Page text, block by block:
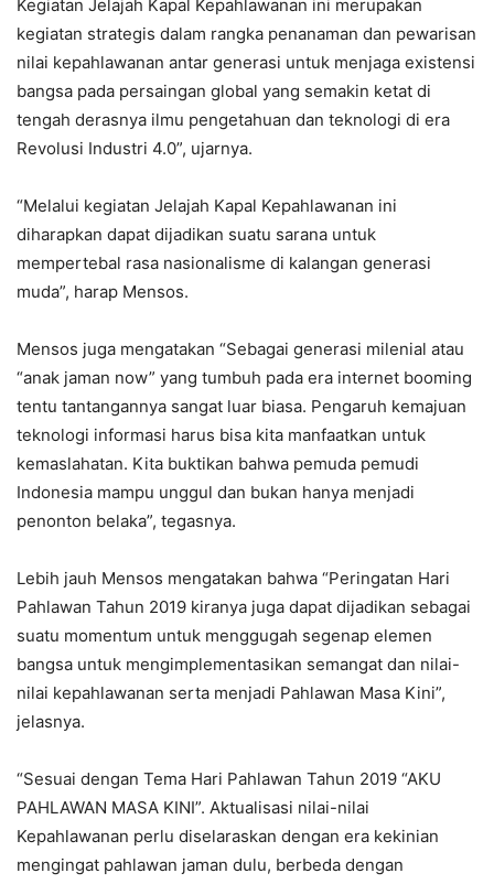
Kegiatan Jelajah Kapal Kepahlawanan ini merupakan
kegiatan strategis dalam rangka penanaman dan pewarisan
nilai kepahlawanan antar generasi untuk menjaga existensi
bangsa pada persaingan global yang semakin ketat di
tengah derasnya ilmu pengetahuan dan teknologi di era
Revolusi Industri 4.0”, ujarnya.
“Melalui kegiatan Jelajah Kapal Kepahlawanan ini
diharapkan dapat dijadikan suatu sarana untuk
mempertebal rasa nasionalisme di kalangan generasi
muda”, harap Mensos.
Mensos juga mengatakan “Sebagai generasi milenial atau
“anak jaman now” yang tumbuh pada era internet booming
tentu tantangannya sangat luar biasa. Pengaruh kemajuan
teknologi informasi harus bisa kita manfaatkan untuk
kemaslahatan. Kita buktikan bahwa pemuda pemudi
Indonesia mampu unggul dan bukan hanya menjadi
penonton belaka”, tegasnya.
Lebih jauh Mensos mengatakan bahwa “Peringatan Hari
Pahlawan Tahun 2019 kiranya juga dapat dijadikan sebagai
suatu momentum untuk menggugah segenap elemen
bangsa untuk mengimplementasikan semangat dan nilai-
nilai kepahlawanan serta menjadi Pahlawan Masa Kini”,
jelasnya.
“Sesuai dengan Tema Hari Pahlawan Tahun 2019 “AKU
PAHLAWAN MASA KINI”. Aktualisasi nilai-nilai
Kepahlawanan perlu diselaraskan dengan era kekinian
mengingat pahlawan jaman dulu, berbeda dengan